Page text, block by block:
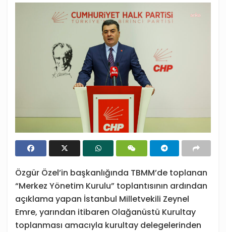
Özgür Özel’in başkanlığında TBMM’de toplanan
“Merkez Yönetim Kurulu” toplantısının ardından
açıklama yapan İstanbul Milletvekili Zeynel
Emre, yarından itibaren Olağanüstü Kurultay
toplanması amacıyla kurultay delegelerinden